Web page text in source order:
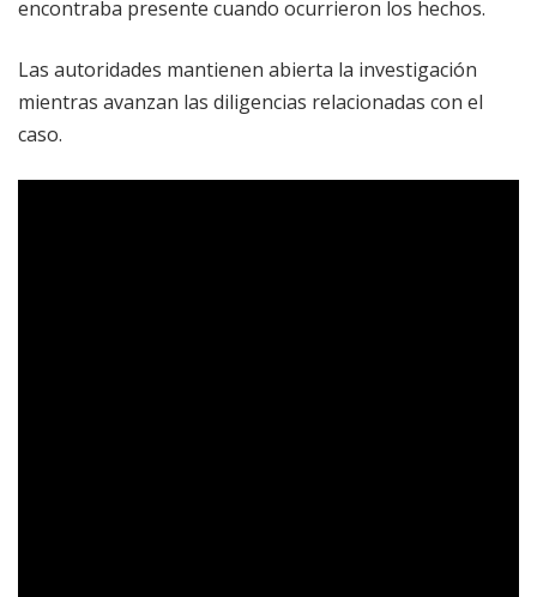
encontraba presente cuando ocurrieron los hechos.
Las autoridades mantienen abierta la investigación
mientras avanzan las diligencias relacionadas con el
caso.